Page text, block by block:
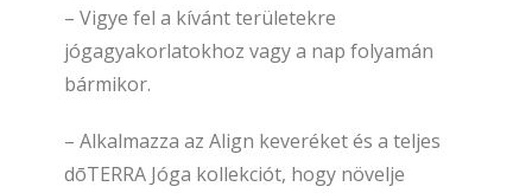
– Vigye fel a kívánt területekre
jógagyakorlatokhoz vagy a nap folyamán
bármikor.
– Alkalmazza az Align keveréket és a teljes
dōTERRA Jóga kollekciót, hogy növelje